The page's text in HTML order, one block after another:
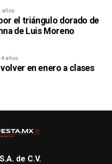
años
el triángulo dorado de
de Luis Moreno
4 años
en enero a clases
de C.V.